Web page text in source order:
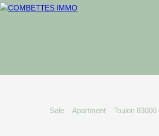
Sale Apartment Toulon 83000